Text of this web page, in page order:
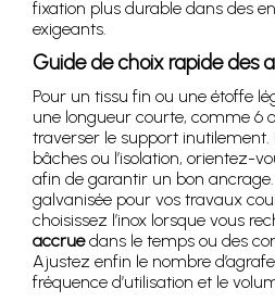
fixation plus durable dans des
exigeants.
Guide de choix rapide des
Pour un tissu fin ou une étoffe
une longueur courte, comme 6
traverser le support inutilement.
bâches ou l’isolation, orientez-
afin de garantir un bon
galvanisée pour vos travaux
choisissez l’inox lorsque vous
accruedans le temps ou des
Ajustez enfin le nombre
fréquence d’utilisation et le